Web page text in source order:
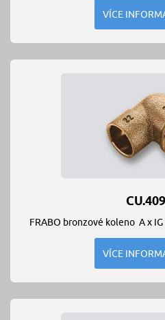
VÍCE
FRABO bronzové koleno A x IG
VÍCE